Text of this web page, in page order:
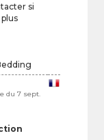
si
du 7 sept.